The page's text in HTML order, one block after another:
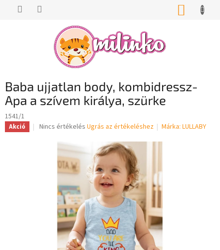
KOSÁR
Baba ujjatlan body, kombidressz-
Apa a szívem királya, szürke
1541/1
Akció
A
átlagos
értékelése
csillag.
Nincs értékelés Ugrás az értékeléshez Márka:LULLABY